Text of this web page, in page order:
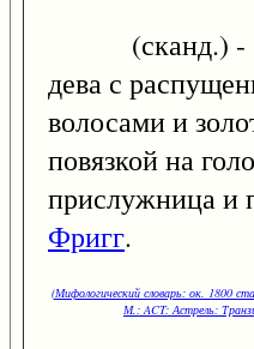
(сканд.) -
дева с
волосами и
повязкой на
прислужница и
Фригг.
(Мифологический словарь: ок. 1800
М.: ACT: Астрель: